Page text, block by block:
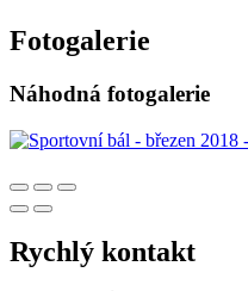
Fotogalerie
Náhodná fotogalerie
Rychlý kontakt